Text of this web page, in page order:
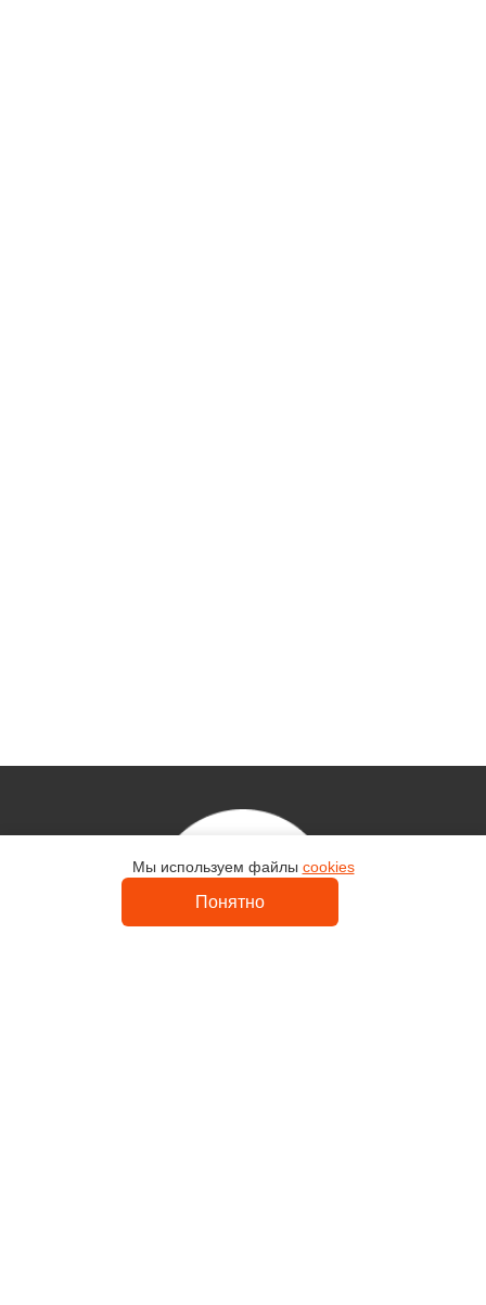
Контакты
Мы используем файлы cookies
Понятно